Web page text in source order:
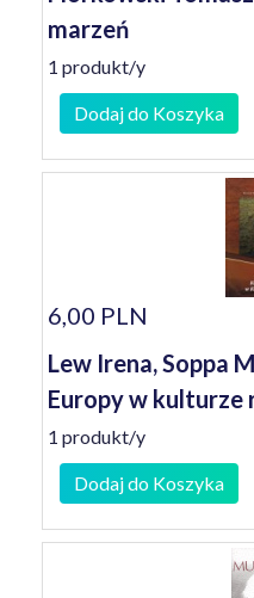
marzeń
1 produkt/y
Dodaj do Koszyka
6,00 PLN
Lew Irena, Soppa
Europy w kulturze
1 produkt/y
Dodaj do Koszyka